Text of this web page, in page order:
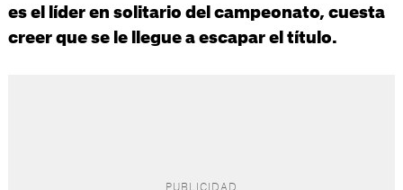
es el líder en solitario del campeonato, cuesta
creer que se le llegue a escapar el título.